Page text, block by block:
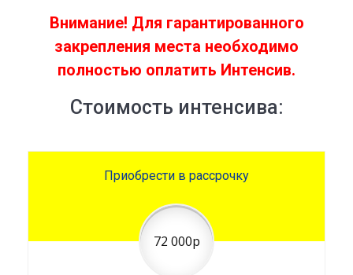
Внимание! Для гарантированного
закрепления места необходимо
полностью оплатить Интенсив.
Стоимость интенсива:
Приобрести в рассрочку
72 000р